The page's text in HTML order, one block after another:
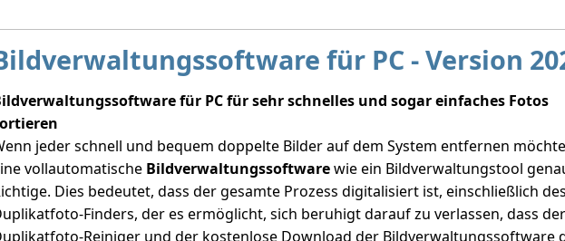
für PC - Version
für PC für sehr schnelles und sogar einfaches Fotos
jeder schnell und bequem doppelte Bilder auf dem System entfernen
vollautomatische Bildverwaltungssoftwarewie ein Bildverwaltungstool
Dies bedeutet, dass der gesamte Prozess digitalisiert ist, einschließlich des
Finders, der es ermöglicht, sich beruhigt darauf zu verlassen, dass der
Reiniger und der kostenlose Download der Bildverwaltungssoftware